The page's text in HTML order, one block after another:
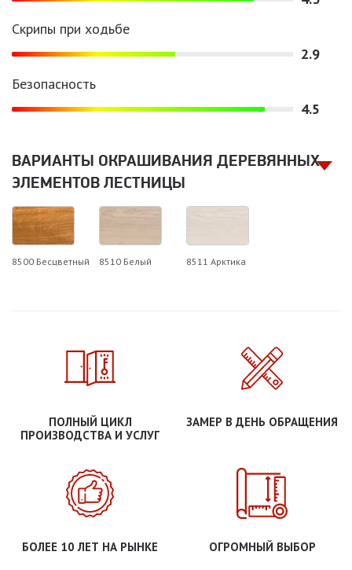
Скрипы при ходьбе
2.9
Безопасность
4.5
ВАРИАНТЫ ОКРАШИВАНИЯ ДЕРЕВЯННЫХ
ЭЛЕМЕНТОВ ЛЕСТНИЦЫ
8500 Бесцветный 8510 Белый 8511 Арктика
ПОЛНЫЙ ЦИКЛ
ПРОИЗВОДСТВА И УСЛУГ
ЗАМЕР В ДЕНЬ ОБРАЩЕНИЯ
БОЛЕЕ 10 ЛЕТ НА РЫНКЕ ОГРОМНЫЙ ВЫБОР